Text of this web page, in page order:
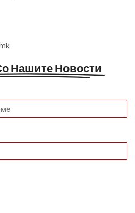
Нашите Новости